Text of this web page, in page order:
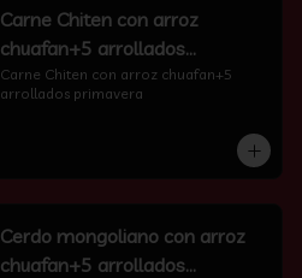
Carne Chiten con arroz
chuafan+5 arrollados
primavera
Carne Chiten con arroz chuafan+5
arrollados primavera
Cerdo mongoliano con arroz
chuafan+5 arrollados